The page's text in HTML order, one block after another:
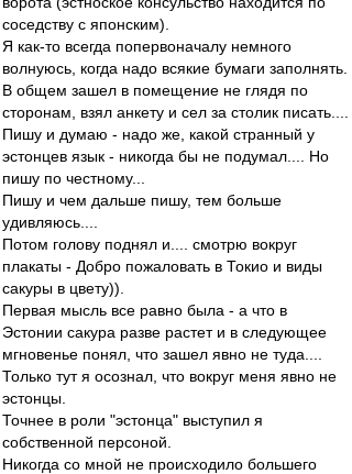
соседству с японским).
Я как-то всегда попервоначалу немного
волнуюсь, когда надо всякие бумаги заполнять.
В общем зашел в помещение не глядя по
сторонам, взял анкету и сел за столик писать....
Пишу и думаю - надо же, какой странный у
эстонцев язык - никогда бы не подумал.... Но
пишу по честному...
Пишу и чем дальше пишу, тем больше
удивляюсь....
Потом голову поднял и.... смотрю вокруг
плакаты - Добро пожаловать в Токио и виды
сакуры в цвету)).
Первая мысль все равно была - а что в
Эстонии сакура разве растет и в следующее
мгновенье понял, что зашел явно не туда....
Только тут я осознал, что вокруг меня явно не
эстонцы.
Точнее в роли "эстонца" выступил я
собственной персоной.
Никогда со мной не происходило большего